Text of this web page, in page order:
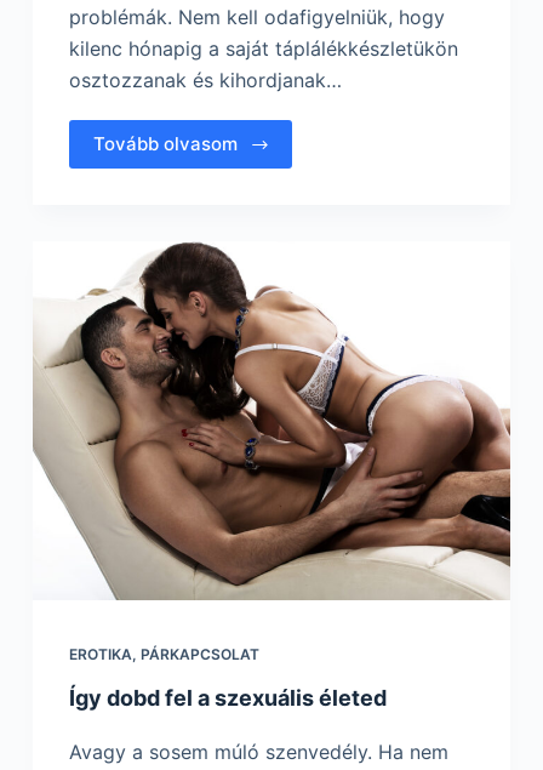
problémák. Nem kell odafigyelniük, hogy
kilenc hónapig a saját táplálékkészletükön
osztozzanak és kihordjanak…
Tovább olvasom
EROTIKA, PÁRKAPCSOLAT
Így dobd fel a szexuális életed
Avagy a sosem múló szenvedély. Ha nem